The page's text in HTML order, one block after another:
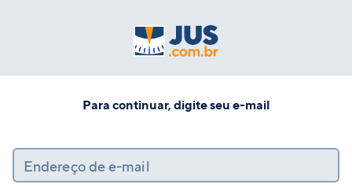
Para continuar, digite seu e-mail
Endereço de e-mail